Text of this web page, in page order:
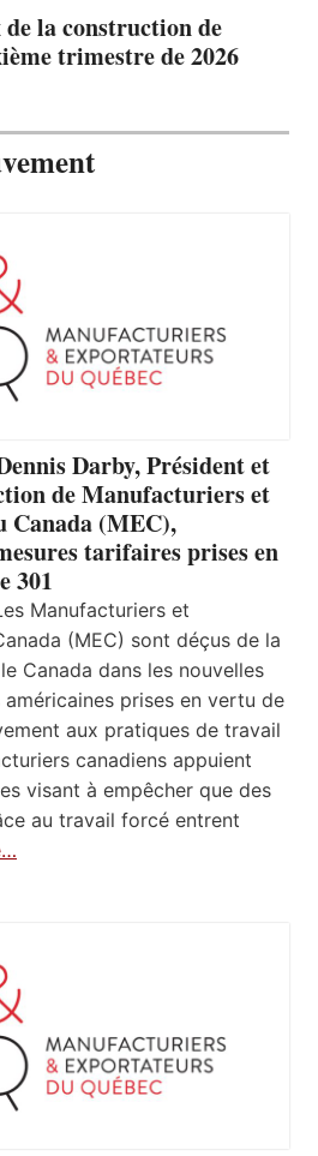
la construction de
trimestre de 2026
Darby, Président et
de Manufacturiers et
Canada (MEC),
tarifaires prises en
301
Manufacturiers et
(MEC) sont déçus de la
Canada dans les nouvelles
prises en vertu de
aux pratiques de travail
canadiens appuient
visant à empêcher que des
au travail forcé entrent